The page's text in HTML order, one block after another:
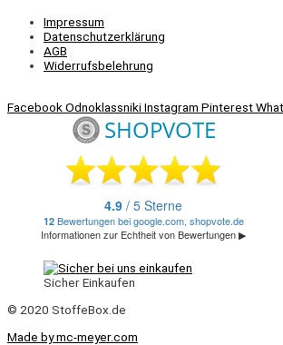
Impressum
Datenschutzerklärung
AGB
Widerrufsbelehrung
FacebookOdnoklassnikiInstagram Pinterest
Sicher Einkaufen
© 2020 StoffeBox.de
Made by mc-meyer.com